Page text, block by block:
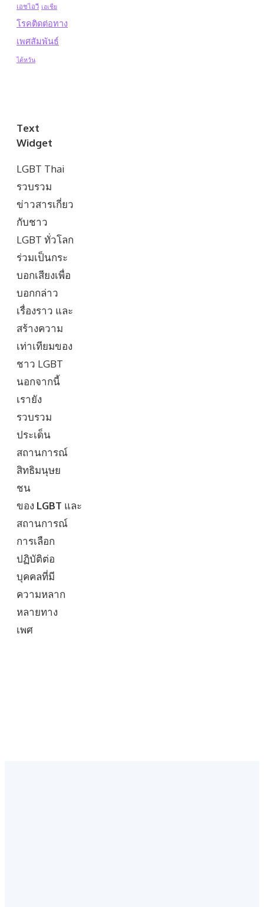
เอชไอวี เอเชีย
โรคติดต่อทาง
เพศสัมพันธ์
ไต้หวัน
Text
Widget
LGBT Thai
รวบรวม
ข่าวสารเกี่ยว
กับชาว
LGBT ทั่วโลก
ร่วมเป็นกระ
บอกเสียงเพื่อ
บอกกล่าว
เรื่องราว และ
สร้างความ
เท่าเทียมของ
ชาว LGBT
นอกจากนี้
เรายัง
รวบรวม
ประเด็น
สถานการณ์
สิทธิมนุษย
ชน
ของ LGBT และ
สถานการณ์
การเลือก
ปฏิบัติต่อ
บุคคลที่มี
ความหลาก
หลายทาง
เพศ